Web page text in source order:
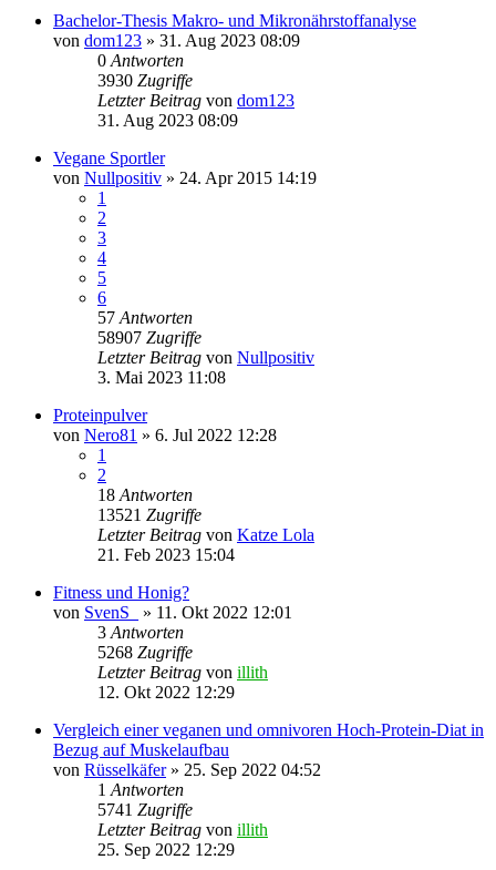
Bachelor-Thesis Makro- und Mikronährstoffanalyse
von dom123 » 31. Aug 2023 08:09
0 Antworten
3930 Zugriffe
Letzter Beitrag von dom123
31. Aug 2023 08:09
Vegane Sportler
von Nullpositiv » 24. Apr 2015 14:19
1
2
3
4
5
6
57 Antworten
58907 Zugriffe
Letzter Beitrag von Nullpositiv
3. Mai 2023 11:08
Proteinpulver
von Nero81 » 6. Jul 2022 12:28
1
2
18 Antworten
13521 Zugriffe
Letzter Beitrag von Katze Lola
21. Feb 2023 15:04
Fitness und Honig?
von SvenS_
» 11. Okt 2022 12:01
3 Antworten
5268 Zugriffe
Letzter Beitrag von illith
12. Okt 2022 12:29
Vergleich einer veganen und omnivoren Hoch-Protein-Diat in
Bezug auf Muskelaufbau
von Rüsselkäfer» 25. Sep 2022 04:52
1 Antworten
5741 Zugriffe
Letzter Beitrag von illith
25. Sep 2022 12:29